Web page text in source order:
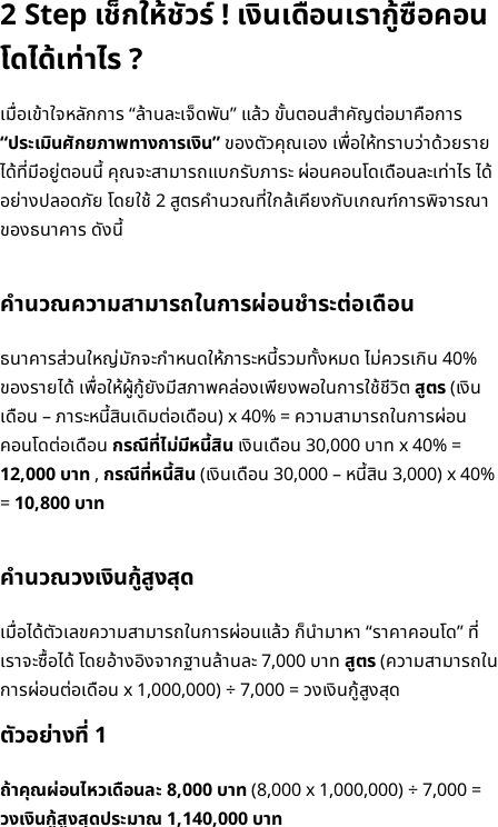
2 Step เช็กให้ชัวร์ ! เงินเดือนเรากู้ซื้อคอน
โดได้เท่าไร ?
เมื่อเข้าใจหลักการ “ล้านละเจ็ดพัน” แล้ว ขั้นตอนสำคัญต่อมาคือการ
“ประเมินศักยภาพทางการเงิน” ของตัวคุณเอง เพื่อให้ทราบว่าด้วยราย
ได้ที่มีอยู่ตอนนี้ คุณจะสามารถแบกรับภาระ ผ่อนคอนโดเดือนละเท่าไร ได้
อย่างปลอดภัย โดยใช้ 2 สูตรคำนวณที่ใกล้เคียงกับเกณฑ์การพิจารณา
ของธนาคาร ดังนี้
คำนวณความสามารถในการผ่อนชำระต่อเดือน
ธนาคารส่วนใหญ่มักจะกำหนดให้ภาระหนี้รวมทั้งหมด ไม่ควรเกิน 40%
ของรายได้ เพื่อให้ผู้กู้ยังมีสภาพคล่องเพียงพอในการใช้ชีวิต สูตร(เงิน
เดือน – ภาระหนี้สินเดิมต่อเดือน) x 40% = ความสามารถในการผ่อน
คอนโดต่อเดือน กรณีที่ไม่มีหนี้สิน เงินเดือน 30,000 บาท x 40% =
12,000 บาท, กรณีที่หนี้สิน (เงินเดือน 30,000 – หนี้สิน 3,000) x 40%
= 10,800 บาท
คำนวณวงเงินกู้สูงสุด
เมื่อได้ตัวเลขความสามารถในการผ่อนแล้ว ก็นำมาหา “ราคาคอนโด” ที่
เราจะซื้อได้ โดยอ้างอิงจากฐานล้านละ 7,000 บาท สูตร(ความสามารถใน
การผ่อนต่อเดือน x 1,000,000) ÷ 7,000 = วงเงินกู้สูงสุด
ตัวอย่างที่ 1
ถ้าคุณผ่อนไหวเดือนละ 8,000 บาท(8,000 x 1,000,000) ÷ 7,000 =
วงเงินกู้สูงสุดประมาณ 1,140,000 บาท